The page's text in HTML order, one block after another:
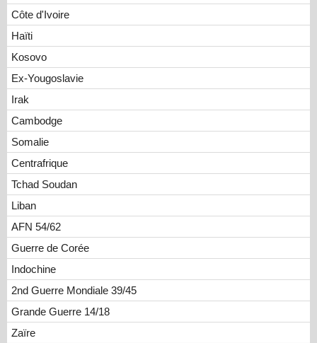
Côte d'Ivoire
Haïti
Kosovo
Ex-Yougoslavie
Irak
Cambodge
Somalie
Centrafrique
Tchad Soudan
Liban
AFN 54/62
Guerre de Corée
Indochine
2nd Guerre Mondiale 39/45
Grande Guerre 14/18
Zaïre